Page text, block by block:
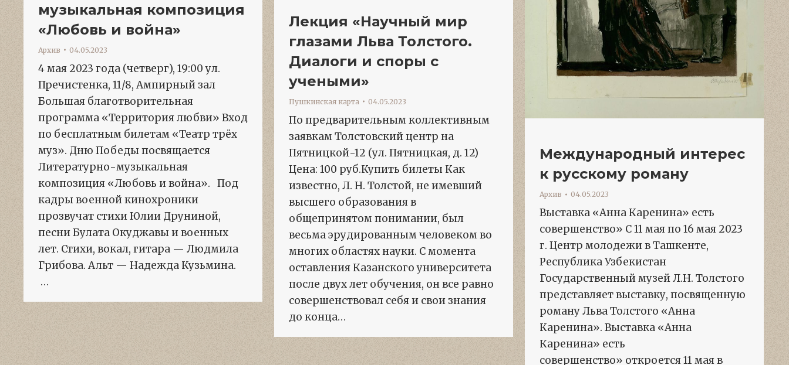
музыкальная композиция
«Любовь и война»
Архив 04.05.2023
4 мая 2023 года (четверг), 19:00 ул.
Пречистенка, 11/8, Ампирный зал
Большая благотворительная
программа «Территория любви» Вход
по бесплатным билетам «Театр трёх
муз». Дню Победы посвящается
Литературно-музыкальная
композиция «Любовь и война». Под
кадры военной кинохроники
прозвучат стихи Юлии Друниной,
песни Булата Окуджавы и военных
лет. Стихи, вокал, гитара — Людмила
Грибова. Альт — Надежда Кузьмина.
…
Лекция «Научный мир
глазами Льва Толстого.
Диалоги и споры с
учеными»
Пушкинская карта 04.05.2023
По предварительным коллективным
заявкам Толстовский центр на
Пятницкой-12 (ул. Пятницкая, д. 12)
Цена: 100 руб.Купить билеты Как
известно, Л. Н. Толстой, не имевший
высшего образования в
общепринятом понимании, был
весьма эрудированным человеком во
многих областях науки. С момента
оставления Казанского университета
после двух лет обучения, он все равно
совершенствовал себя и свои знания
до конца…
Международный интерес
к русскому роману
Архив 04.05.2023
Выставка «Анна Каренина» есть
совершенство» С 11 мая по 16 мая 2023
г. Центр молодежи в Ташкенте,
Республика Узбекистан
Государственный музей Л.Н. Толстого
представляет выставку, посвященную
роману Льва Толстого «Анна
Каренина». Выставка «Анна
Каренина» есть
совершенство» откроется 11 мая в